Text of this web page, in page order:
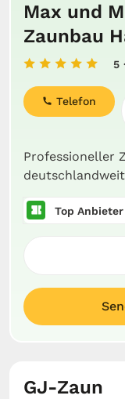
Max und
Zaunbau
5
Professioneller
deutschlandweit
Telefon
Top Anbieter
GJ-Zaun